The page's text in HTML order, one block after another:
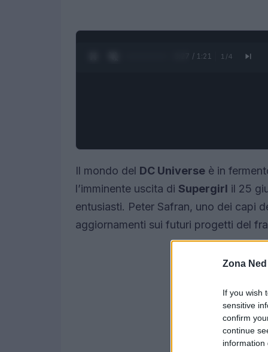
Zona Ned
If you wish
sensitive
confirm
continue
information
0:28 / 1:21 1 /4
Il mondo del DC Universe è in
l’imminente uscita di Supergirl il 25
entusiasti. Peter Safran, uno dei capi
aggiornamenti sui futuri progetti del